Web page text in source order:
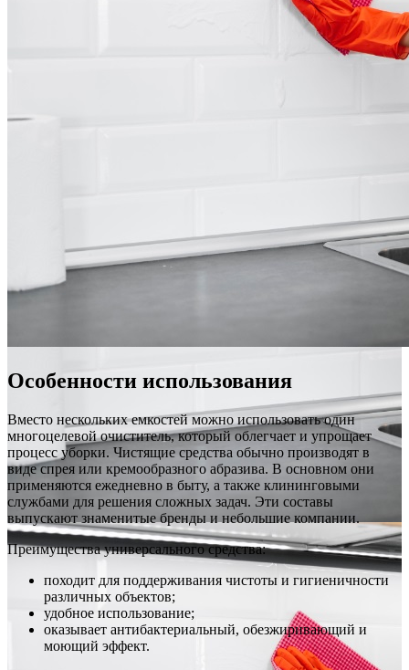
Особенности использования
Вместо нескольких емкостей можно использовать один
многоцелевой очиститель, который облегчает и упрощает
процесс уборки. Чистящие средства обычно производят в
виде спрея или кремообразного абразива. В основном они
применяются ежедневно в быту, а также клининговыми
службами для решения сложных задач. Эти составы
выпускают знаменитые бренды и небольшие компании.
Преимущества универсального средства:
походит для поддерживания чистоты и гигиеничности
различных объектов;
удобное использование;
оказывает антибактериальный, обезжиривающий и
моющий эффект.